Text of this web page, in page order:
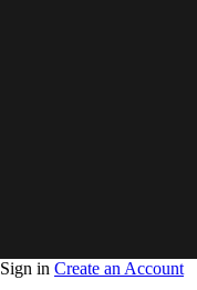
Sign in Create an Account